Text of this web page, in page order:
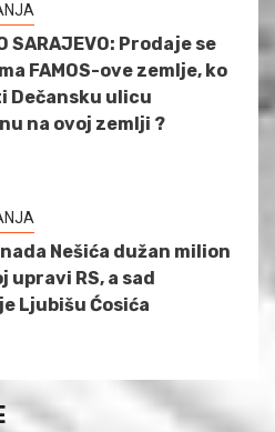
SARAJEVO: Prodaje se
FAMOS-ove zemlje, ko
Dečansku ulicu
na ovoj zemlji ?
Nešića dužan milion
upravi RS, a sad
Ljubišu Ćosića